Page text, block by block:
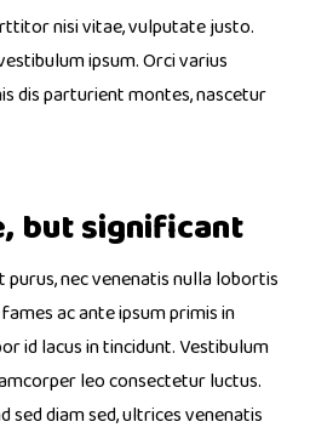
nisi vitae, vulputate justo.
ipsum. Orci varius
dis parturient montes, nascetur
but significant
purus, nec venenatis nulla lobortis
ac ante ipsum primis in
id lacus in tincidunt. Vestibulum
leo consectetur luctus.
sed diam sed, ultrices venenatis